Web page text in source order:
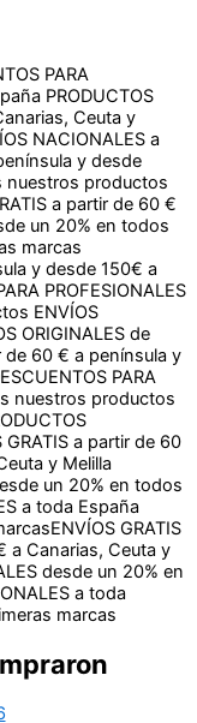
PARA
PRODUCTOS
Ceuta y Melilla
a toda España
a Canarias,
NACIONALES
y desde 150€ a
ENVÍOS
y desde 150€ a
PROFESIONALES
ENVÍOS
ORIGINALES de
de 60 € a península y
PARA
nuestros productos
GRATIS a partir de 60
y Melilla
un 20% en todos
a toda España
ENVÍOS GRATIS
a Canarias, Ceuta y
desde un 20% en
a toda
marcas